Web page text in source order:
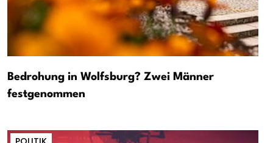
Bedrohung in Wolfsburg? Zwei Männer
festgenommen